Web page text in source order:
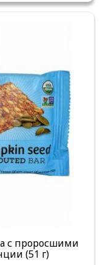
с проросшими
(51 г)